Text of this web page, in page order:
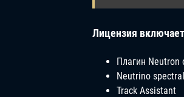
Лицензия
Плагин Neutron
Neutrino
Track Assistant